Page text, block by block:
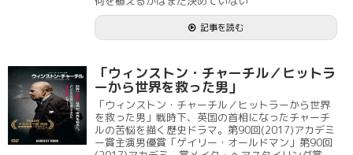
記事を読む
「ウィンストン・チャーチル／ヒットラ
ーから世界を救った男」
「ウィンストン・チャーチル／ヒットラーから世界
を救った男」戦時下、英国の首相になったチャーチ
ルの苦悩を描く歴史ドラマ。第90回(2017)アカデミ
ー賞主演男優賞「ゲイリー・オールドマン」第90回